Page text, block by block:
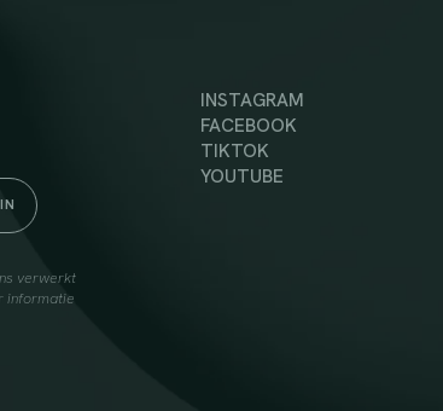
verwerkt
informatie
INSTAGRAM
FACEBOOK
TIKTOK
YOUTUBE